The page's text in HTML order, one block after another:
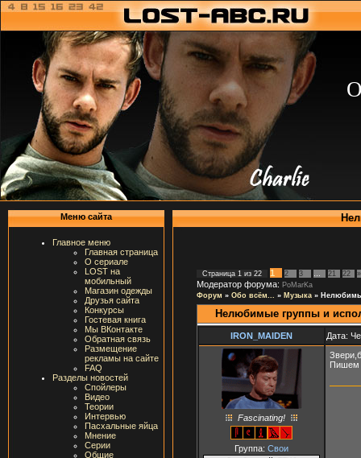
Меню сайта
Главное меню
Главная страница
О сериале
LOST на
мобильный
Магазин одежды
Друзья сайта
Конкурсы
Гостевая книга
Мы ВКонтакте
Обратная связь
Размещение
рекламы на сайте
FAQ
Разделы новостей
Спойлеры
Видео
Теории
Интервью
Пасхальные яйца
Мнение
Серии
Общие
Страница 1 из 22 1 2 3 21 22 »
Модератор форума: PoMarKa
Форум » Обо всём... » Музыка »
Нелюбимые группы и
IRON_MAIDEN Дата:
Fascinating!
Группа: Свои
Пишем